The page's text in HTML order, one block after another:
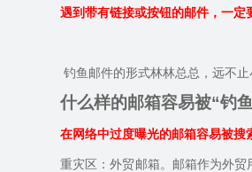
遇到带有链接或按钮的邮件，一
钓鱼邮件的形式林林总总，远不止
什么样的邮箱容易被“钓
在网络中过度曝光的邮箱容易被搜
重灾区：外贸邮箱。邮箱作为外